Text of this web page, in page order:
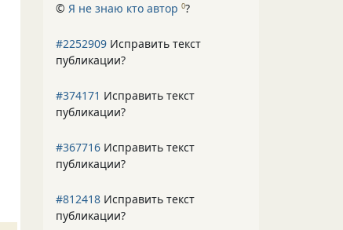
© Я не знаю кто автор 0?
#2252909 Исправить текст
публикации?
#374171 Исправить текст
публикации?
#367716 Исправить текст
публикации?
#812418 Исправить текст
публикации?